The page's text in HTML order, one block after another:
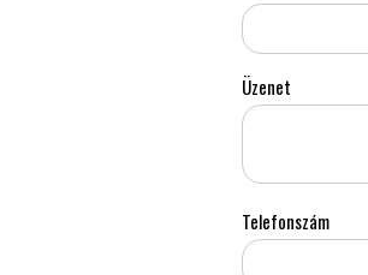
Üzenet
Telefonszám